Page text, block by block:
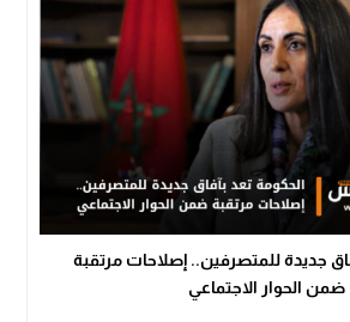
جديدة للمتصرفين.. إصلاحات مرتقبة
ضمن الحوار الاجتماعي